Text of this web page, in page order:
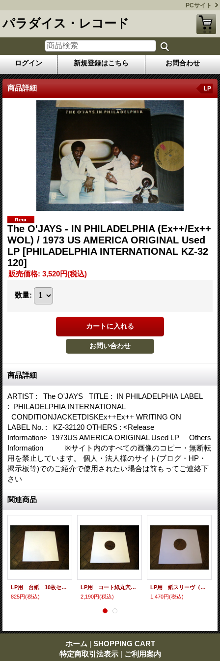
PCサイト
パラダイス・レコード
ログイン 新規登録はこちら お問合わせ
商品詳細 LP
The O'JAYS - IN PHILADELPHIA (Ex++/Ex++
WOL) / 1973 US AMERICA ORIGINAL Used
LP [PHILADELPHIA INTERNATIONAL KZ-32
120]
販売価格: 3,520円(税込)
数量:
商品詳細
ARTIST : The O'JAYS TITLE : IN PHILADELPHIA LABEL
: PHILADELPHIA INTERNATIONAL
CONDITIONJACKETDISKEx++Ex++ WRITING ON
LABEL No. : KZ-32120 OTHERS : <Release
Information> 1973US AMERICA ORIGINAL Used LP Others
Information ※サイト内のすべての画像のコピー・無断転
用を禁止しています。 個人・法人様のサイト(ブログ・HP・
掲示板等)でのご紹介で使用されたい場合は前もってご連絡下
さい
関連商品
LP用 台紙 10枚セット
825円(税込)
LP用 コート紙丸穴ジャケ 10枚セット
2,190円(税込)
LP用 紙スリーヴ（レギュラー 四角の角） 10枚セット
1,470円(税込)
ホーム | SHOPPING CART
特定商取引法表示 | ご利用案内